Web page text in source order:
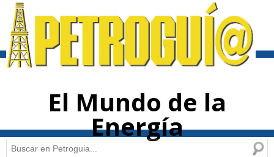
contenido
El Mundo de la
Energía
Buscar